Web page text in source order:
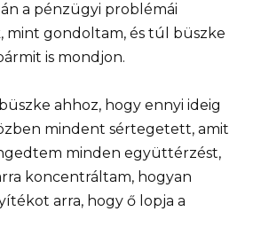
a pénzügyi problémái
mint gondoltam, és túl büszke
is mondjon.
ahhoz, hogy ennyi ideig
mindent sértegetett, amit
minden együttérzést,
koncentráltam, hogyan
arra, hogy ő lopja a